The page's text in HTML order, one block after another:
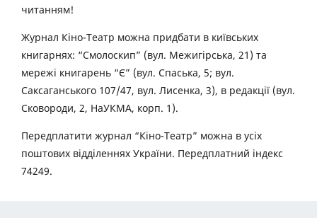
читанням!
Журнал Кіно-Театр можна придбати в київських
книгарнях: “Смолоскип” (вул. Межигірська, 21) та
мережі книгарень “Є” (вул. Спаська, 5; вул.
Саксаганського 107/47, вул. Лисенка, 3), в редакції (вул.
Сковороди, 2, НаУКМА, корп. 1).
Передплатити журнал “Кіно-Театр” можна в усіх
поштових відділеннях України. Передплатний індекс
74249.